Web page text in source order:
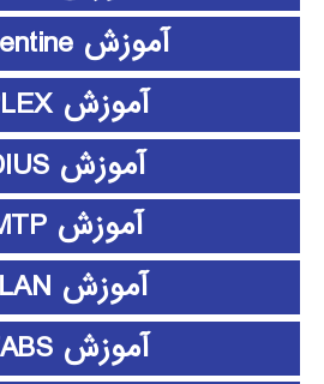
آموزش clementine
آموزش CPLEX
آموزش EDIUS
آموزش EMTP
آموزش ePLAN
آموزش ETABS